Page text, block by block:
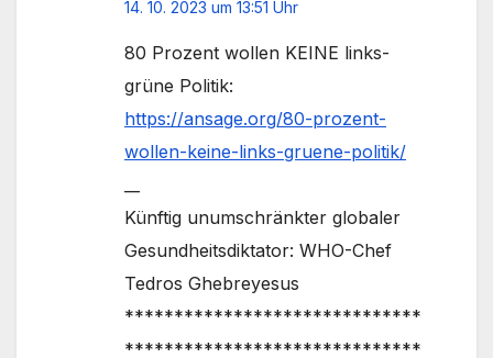
14. 10. 2023 um 13:51 Uhr
80 Prozent wollen KEINE links-
grüne Politik:
https://ansage.org/80-prozent-
wollen-keine-links-gruene-politik/
Künftig unumschränkter globaler
Gesundheitsdiktator: WHO-Chef
Tedros Ghebreyesus
******************************
******************************